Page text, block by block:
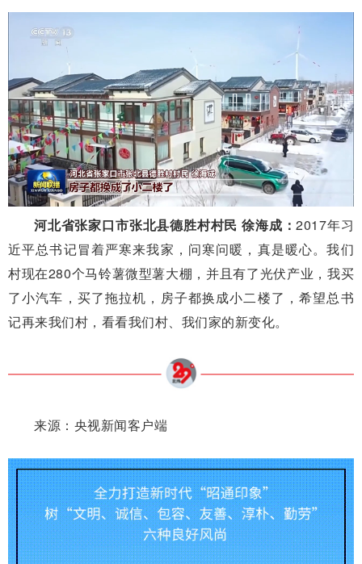
河北省张家口市张北县德胜村村民 徐海成：2017年习
近平总书记冒着严寒来我家，问寒问暖，真是暖心。我们
村现在280个马铃薯微型薯大棚，并且有了光伏产业，我买
了小汽车，买了拖拉机，房子都换成小二楼了，希望总书
记再来我们村，看看我们村、我们家的新变化。
来源：央视新闻客户端